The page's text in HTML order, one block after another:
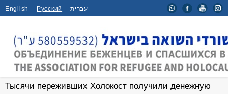
English Русский עברית
Главная / Новости /
Тысячи переживших Холокост получили денежную